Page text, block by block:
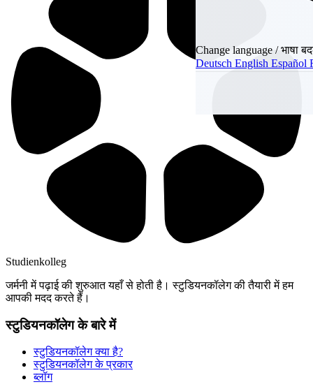
Change language / भाषा
DeutschEnglishEspañol
Studienkolleg
जर्मनी में पढ़ाई की शुरुआत यहाँ से होती है। स्टुडियनकॉलेग की तैयारी में हम
आपकी मदद करते हैं।
स्टुडियनकॉलेग के बारे में
स्टुडियनकॉलेग क्या है?
स्टुडियनकॉलेग के प्रकार
ब्लॉग